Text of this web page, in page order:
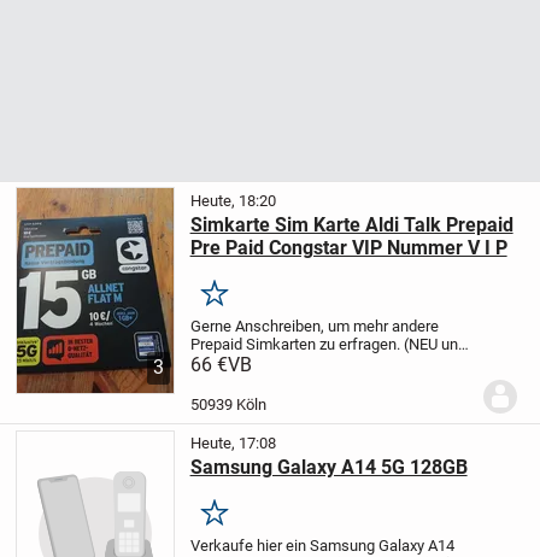
3
Heute, 18:20
Simkarte Sim Karte Aldi Talk Prepaid
Pre Paid Congstar VIP Nummer V I P
Merken
Gerne Anschreiben, um mehr andere
Prepaid Simkarten zu erfragen. (NEU und
unbenutzt)
möglich!
66 €VB
50939 Köln
Heute, 17:08
Samsung Galaxy A14 5G 128GB
Merken
Verkaufe hier ein Samsung Galaxy A14